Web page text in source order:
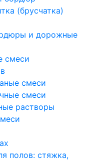
(брусчатка)
и дорожные
смеси
смеси
смеси
растворы
полов: стяжка,